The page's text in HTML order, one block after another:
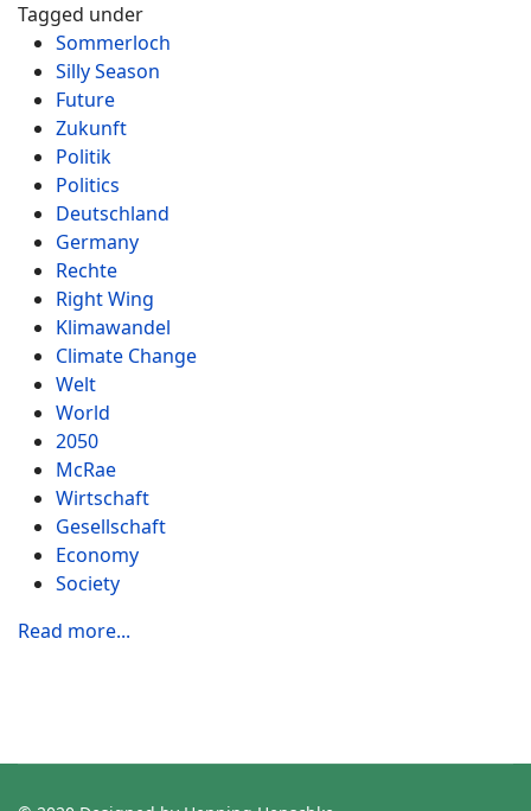
Tagged under
Sommerloch
Silly Season
Future
Zukunft
Politik
Politics
Deutschland
Germany
Rechte
Right Wing
Klimawandel
Climate Change
Welt
World
2050
McRae
Wirtschaft
Gesellschaft
Economy
Society
Read more...